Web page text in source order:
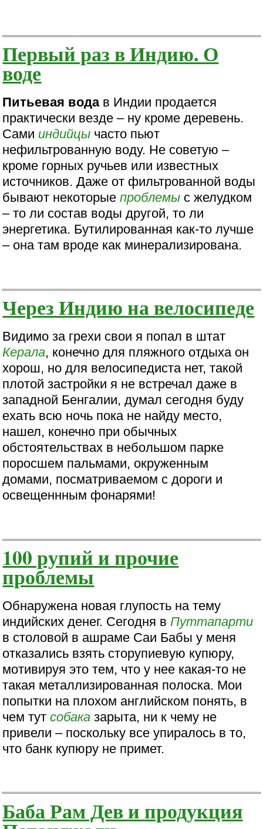
Первый раз в Индию. О
воде
Питьевая водав Индии продается
практически везде – ну кроме деревень.
Сами индийцы часто пьют
нефильтрованную воду. Не советую –
кроме горных ручьев или известных
источников. Даже от фильтрованной воды
бывают некоторыепроблемы с желудком
– то ли состав воды другой, то ли
энергетика. Бутилированная как-то лучше
– она там вроде как минерализирована.
Через Индию на велосипеде
Видимо за грехи свои я попал в штат
Керала, конечно для пляжного отдыха он
хорош, но для велосипедиста нет, такой
плотой застройки я не встречал даже в
западной Бенгалии, думал сегодня буду
ехать всю ночь пока не найду место,
нашел, конечно при обычных
обстоятельствах в небольшом парке
поросшем пальмами, окруженным
домами, посматриваемом с дороги и
освещеннным фонарями!
100 рупий и прочие
проблемы
Обнаружена новая глупость на тему
индийских денег. Сегодня в Путтапарти
в столовой в ашраме Саи Бабы у меня
отказались взять сторупиевую купюру,
мотивируя это тем, что у нее какая-то не
такая металлизированная полоска. Мои
попытки на плохом английском понять, в
чем тутсобака зарыта, ни к чему не
привели – поскольку все упиралось в то,
что банк купюру не примет.
Баба Рам Дев и продукция